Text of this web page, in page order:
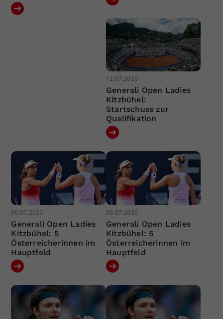
12.07.2026
Generali Open Ladies
Kitzbühel:
Startschuss zur
Qualifikation
06.07.2026
Generali Open Ladies
Kitzbühel: 5
Österreicherinnen im
Hauptfeld
06.07.2026
Generali Open Ladies
Kitzbühel: 5
Österreicherinnen im
Hauptfeld